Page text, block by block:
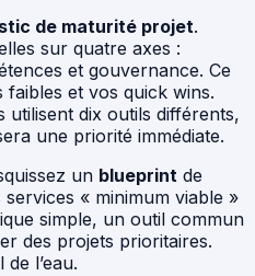
de maturité projet.
sur quatre axes :
et gouvernance. Ce
et vos quick wins.
utilisent dix outils différents,
une priorité immédiate.
un blueprint de
« minimum viable »
simple, un outil commun
des projets prioritaires.
l’eau.